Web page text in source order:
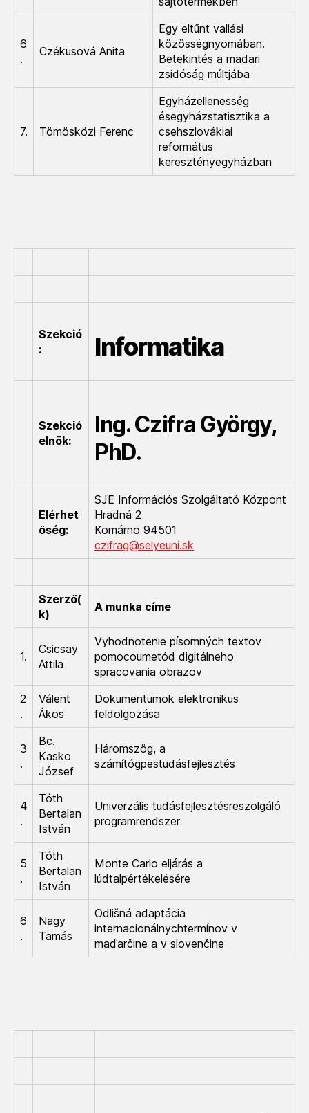
6
.
Czékusová Anita
Egy eltűnt vallási
közösségnyomában.
Betekintés a madari
zsidóság múltjába
7. Tömösközi Ferenc
Egyházellenesség
ésegyházstatisztika a
csehszlovákiai
református
keresztényegyházban
Szekció
:
Informatika
Szekció
elnök:
Ing. Czifra György,
PhD.
Elérhet
őség:
SJE Információs Szolgáltató Központ
Hradná 2
Komárno 94501
czifrag@selyeuni.sk
Szerző(
k)
A munka címe
1.
Csicsay
Attila
Vyhodnotenie písomných textov
pomocoumetód digitálneho
spracovania obrazov
2
.
Válent
Ákos
Dokumentumok elektronikus
feldolgozása
3
.
Bc.
Kasko
József
Háromszög, a
számítógpestudásfejlesztés
4
.
Tóth
Bertalan
István
Univerzális tudásfejlesztésreszolgáló
programrendszer
5
.
Tóth
Bertalan
István
Monte Carlo eljárás a
lúdtalpértékelésére
6
.
Nagy
Tamás
Odlišná adaptácia
internacionálnychtermínov v
maďarčine a v slovenčine